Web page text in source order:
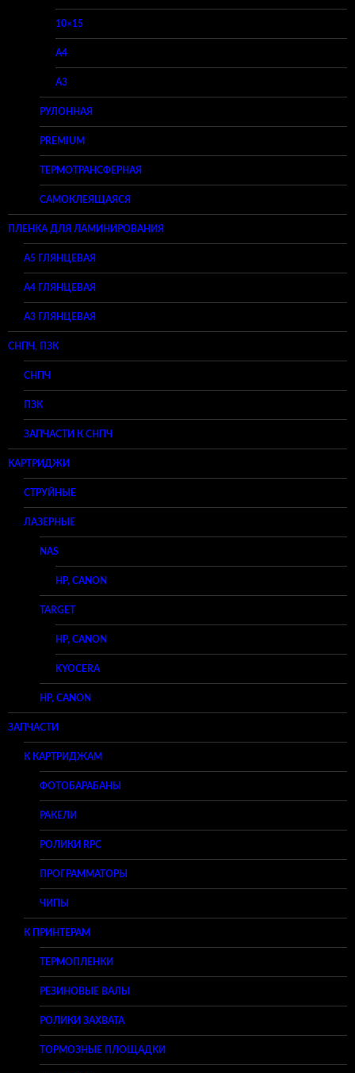
10×15
A4
A3
РУЛОННАЯ
PREMIUM
ТЕРМОТРАНСФЕРНАЯ
САМОКЛЕЯЩАЯСЯ
ПЛЕНКА ДЛЯ ЛАМИНИРОВАНИЯ
A5 ГЛЯНЦЕВАЯ
А4 ГЛЯНЦЕВАЯ
A3 ГЛЯНЦЕВАЯ
СНПЧ, ПЗК
СНПЧ
ПЗК
ЗАПЧАСТИ К СНПЧ
КАРТРИДЖИ
СТРУЙНЫЕ
ЛАЗЕРНЫЕ
NAS
HP, CANON
TARGET
HP, CANON
KYOCERA
HP, CANON
ЗАПЧАСТИ
К КАРТРИДЖАМ
ФОТОБАРАБАНЫ
РАКЕЛИ
РОЛИКИ RPC
ПРОГРАММАТОРЫ
ЧИПЫ
К ПРИНТЕРАМ
ТЕРМОПЛЕНКИ
РЕЗИНОВЫЕ ВАЛЫ
РОЛИКИ ЗАХВАТА
ТОРМОЗНЫЕ ПЛОЩАДКИ